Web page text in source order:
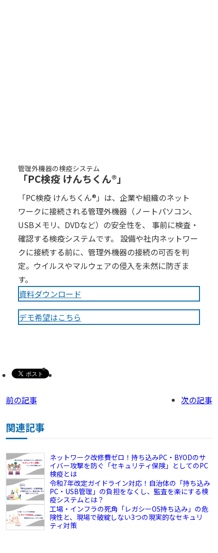
管理外機器の検疫システム
「PC検疫 けんちくん®」
「PC検疫 けんちくん®」は、企業や組織のネット
ワークに接続される管理外機器（ノートパソコン、
USBメモリ、DVDなど）の安全性を、 事前に検査・
確認する検疫システムです。 設備や社内ネットワー
クに接続する前に、管理外機器の接続の可否を判
定。ウイルスやマルウェアの侵入を未然に防ぎま
す。
資料ダウンロード
デモ希望はこちら
前の記事 次の記事
関連記事
ネットワーク改修費ゼロ！持ち込みPC・BYODのサ
イバー攻撃を防ぐ「セキュリティ保険」としてのPC
検疫とは
令和7年改定ガイドライン対応！自治体の「持ち込み
PC・USB管理」の負担をなくし、監査を楽にする検
疫システムとは？
工場・インフラの死角「レガシーOS持ち込み」の危
険性と、現場で破綻しない3つの現実的なセキュリ
ティ対策